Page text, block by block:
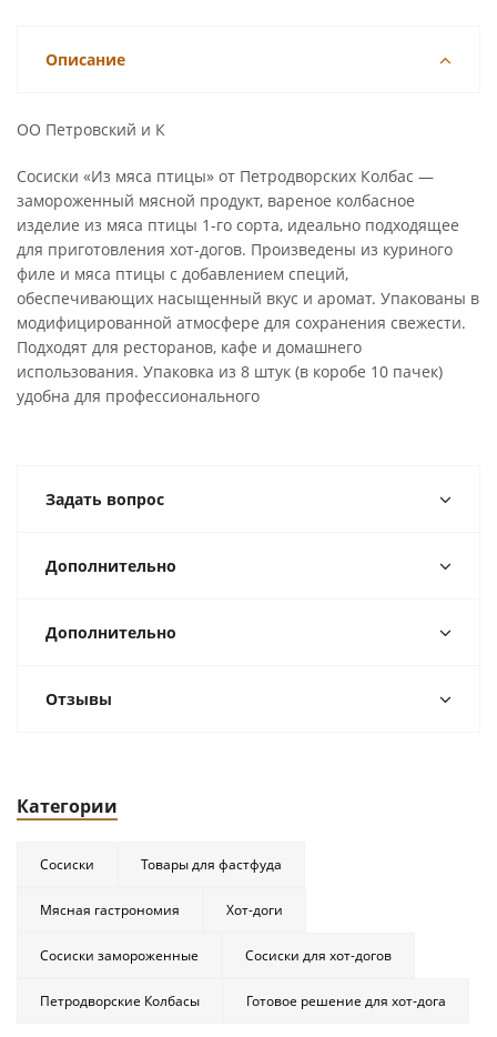
Описание
ОО Петровский и К
Сосиски «Из мяса птицы» от Петродворских Колбас —
замороженный мясной продукт, вареное колбасное
изделие из мяса птицы 1-го сорта, идеально подходящее
для приготовления хот-догов. Произведены из куриного
филе и мяса птицы с добавлением специй,
обеспечивающих насыщенный вкус и аромат. Упакованы в
модифицированной атмосфере для сохранения свежести.
Подходят для ресторанов, кафе и домашнего
использования. Упаковка из 8 штук (в коробе 10 пачек)
удобна для профессионального
Задать вопрос
Дополнительно
Дополнительно
Отзывы
Категории
Сосиски Товары для фастфуда
Мясная гастрономия Хот-доги
Сосиски замороженные Сосиски для хот-догов
Петродворские Колбасы Готовое решение для хот-дога